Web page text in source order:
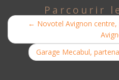
Parcourir
← Novotel Avignon centre,
Garage Mecabul,